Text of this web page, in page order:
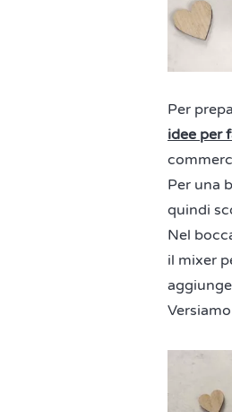
Per
idee per
Per una
quindi
Nel
il mixer